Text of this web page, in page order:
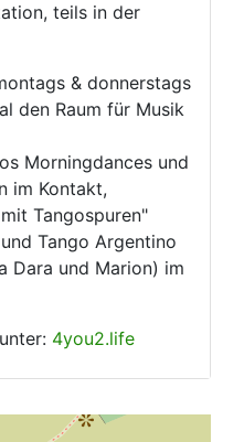
teils in der
& donnerstags
den Raum für Musik
Morningdances und
im Kontakt,
Tangospuren"
Tango Argentino
Dara und Marion) im
4you2.life